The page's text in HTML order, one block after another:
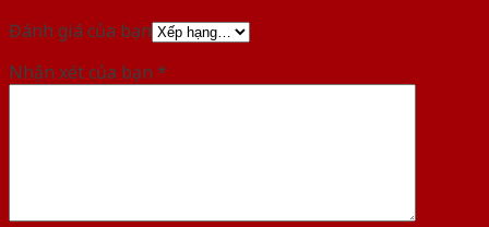
Đánh giá của bạn
Nhận xét của bạn *